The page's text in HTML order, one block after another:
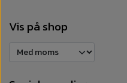
Vis på shop